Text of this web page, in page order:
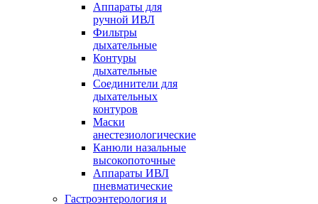
Аппараты для
ручной ИВЛ
Фильтры
дыхательные
Контуры
дыхательные
Соединители для
дыхательных
контуров
Маски
анестезиологические
Канюли назальные
высокопоточные
Аппараты ИВЛ
пневматические
Гастроэнтерология и